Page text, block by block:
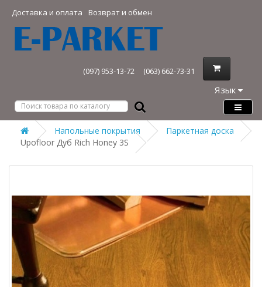
Доставка и оплата Возврат и обмен
(097) 953-13-72 (063) 662-73-31
Язык
Напольные покрытия
Паркетная доска
Upofloor Дуб Rich Honey 3S